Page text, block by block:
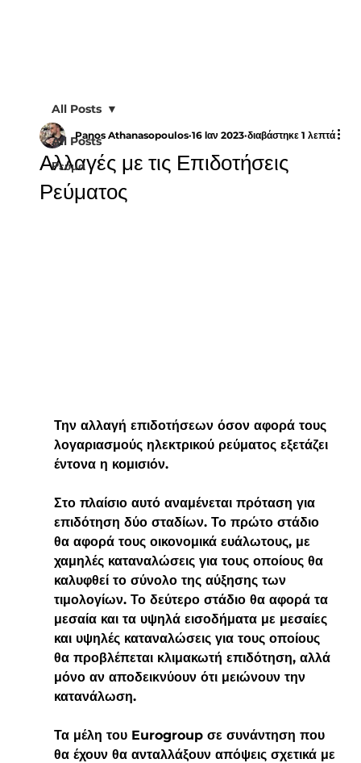
All Posts
Ρεύμα
All Posts
Αλλαγές με τις Επιδοτήσεις
Ρεύματος
Panos Athanasopoulos 16 Ιαν 2023 διαβάστηκε 1 λεπτά
Την αλλαγή επιδοτήσεων όσον αφορά τους
λογαριασμούς ηλεκτρικού ρεύματος εξετάζει
έντονα η κομισιόν.
Στο πλαίσιο αυτό αναμένεται πρόταση για
επιδότηση δύο σταδίων. Το πρώτο στάδιο
θα αφορά τους οικονομικά ευάλωτους, με
χαμηλές καταναλώσεις για τους οποίους θα
καλυφθεί το σύνολο της αύξησης των
τιμολογίων. Το δεύτερο στάδιο θα αφορά τα
μεσαία και τα υψηλά εισοδήματα με μεσαίες
και υψηλές καταναλώσεις για τους οποίους
θα προβλέπεται κλιμακωτή επιδότηση, αλλά
μόνο αν αποδεικνύουν ότι μειώνουν την
κατανάλωση.
Τα μέλη του Eurogroup σε συνάντηση που
θα έχουν θα ανταλλάξουν απόψεις σχετικά με